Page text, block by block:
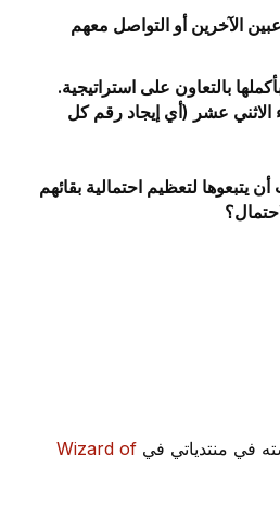
الآخرين أو التواصل معهم
بالتعاون على استراتيجية.
عشر (أي إيجاد رقم كل
يتبعوها لتعظيم احتمالية بقائهم
في منتدياتي في Wizard of